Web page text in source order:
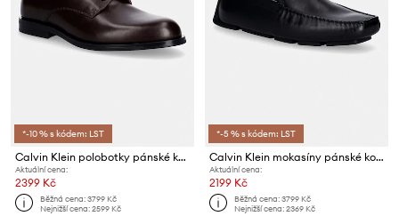
*-10 % s kódem: LST
Calvin Klein polobotky pánské kožené ESS RUBBER DERBY LTH
Aktuální cena:
2399 Kč
Běžná cena:3799 Kč
Nejnižší cena:2599 Kč
*-5 % s kódem: LST
Calvin Klein mokasíny pánské kožené DRIVER PENNY EMBL LTH
Aktuální cena:
2199 Kč
Běžná cena:3799 Kč
Nejnižší cena:2369 Kč